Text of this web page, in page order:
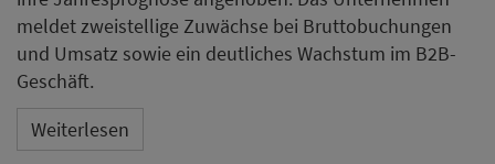
meldet zweistellige Zuwächse bei Bruttobuchungen
und Umsatz sowie ein deutliches Wachstum im B2B-
Geschäft.
Weiterlesen